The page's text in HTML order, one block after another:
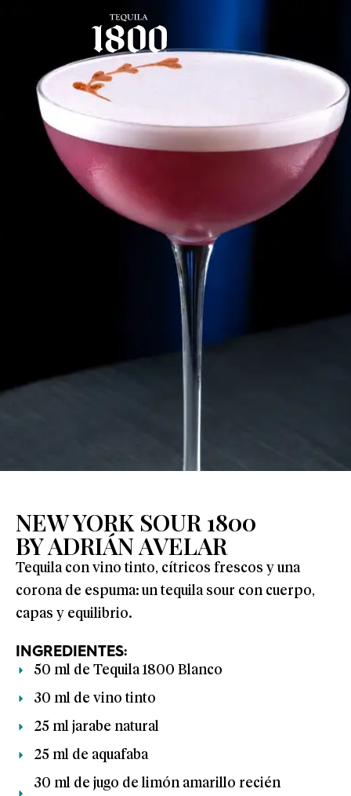
NEW YORK SOUR 1800
BY ADRIÁN AVELAR
Tequila con vino tinto, cítricos frescos y una
corona de espuma: un tequila sour con cuerpo,
capas y equilibrio.
INGREDIENTES:
50 ml de Tequila 1800 Blanco
30 ml de vino tinto
25 ml jarabe natural
25 ml de aquafaba
30 ml de jugo de limón amarillo recién